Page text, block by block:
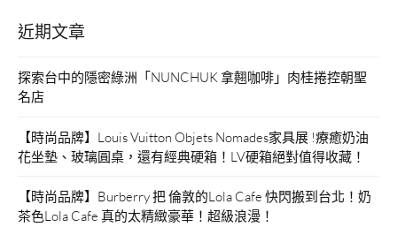
近期文章
探索台中的隱密綠洲「NUNCHUK 拿翹咖啡」肉桂捲控朝聖
名店
【時尚品牌】Louis Vuitton Objets Nomades家具展 !療癒奶油
花坐墊、玻璃圓桌，還有經典硬箱！LV硬箱絕對值得收藏！
【時尚品牌】Burberry 把 倫敦的Lola Cafe 快閃搬到台北！奶
茶色Lola Cafe 真的太精緻豪華！超級浪漫！